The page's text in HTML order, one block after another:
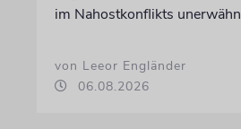
im Nahostkonflikts
von Leeor Engländer
06.08.2026